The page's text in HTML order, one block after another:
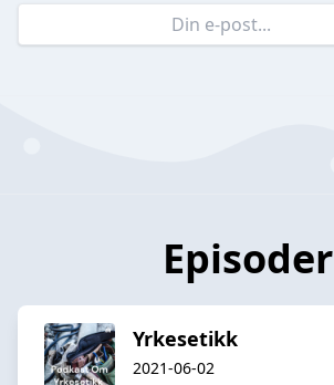
Episoder
Yrkesetikk
2021-06-02